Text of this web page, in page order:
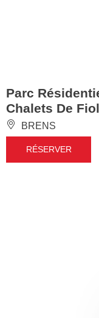
Parc
Chalets De
BRENS
RÉSERVER